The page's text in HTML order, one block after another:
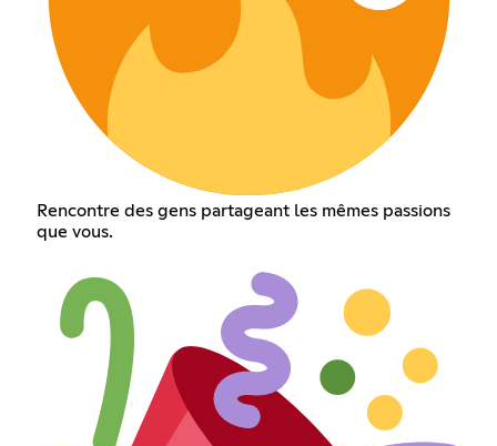
Rencontre des gens partageant les mêmes passions
que vous.